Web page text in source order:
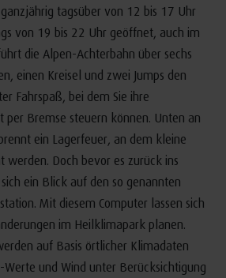
tagsüber von 12 bis 17 Uhr
von 19 bis 22 Uhr geöffnet, auch im
die Alpen-Achterbahn über sechs
einen Kreisel und zwei Jumps den
Fahrspaß, bei dem Sie ihre
per Bremse steuern können. Unten an
ein Lagerfeuer, an dem kleine
werden. Doch bevor es zurück ins
ein Blick auf den so genannten
Mit diesem Computer lassen sich
im Heilklimapark planen.
auf Basis örtlicher Klimadaten
und Wind unter Berücksichtigung